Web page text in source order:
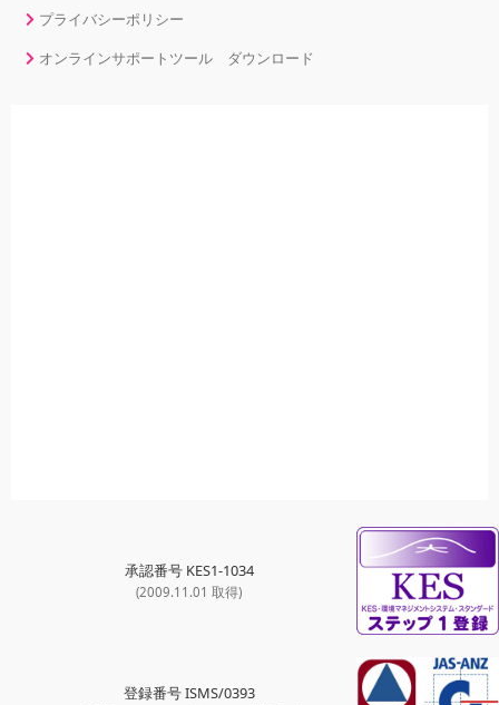
プライバシーポリシー
オンラインサポートツール ダウンロード
承認番号 KES1-1034
(2009.11.01 取得)
登録番号 ISMS/0393